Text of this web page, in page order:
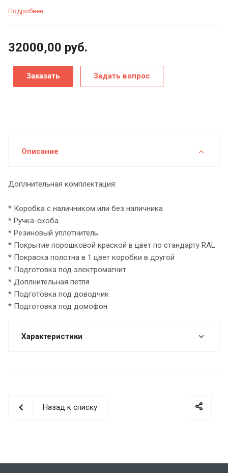
Подробнее
32000,00 руб.
Заказать Задать вопрос
Описание
Доплнительная комплектация:
* Коробка с наличником или без наличника
* Ручка-скоба
* Резиновый уплотнитель
* Покрытие порошковой краской в цвет по стандарту RAL
* Покраска полотна в 1 цвет коробки в другой
* Подготовка под электромагнит
* Доплнительная петля
* Подготовка под доводчик
* Подготовка под домофон
Характеристики
Назад к списку